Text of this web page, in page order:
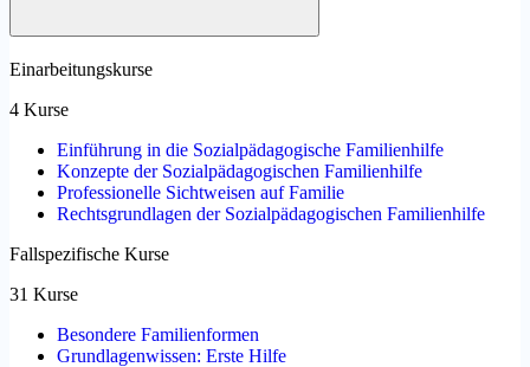
Einarbeitungskurse
4 Kurse
Einführung in die Sozialpädagogische Familienhilfe
Konzepte der Sozialpädagogischen Familienhilfe
Professionelle Sichtweisen auf Familie
Rechtsgrundlagen der Sozialpädagogischen Familienhilfe
Fallspezifische Kurse
31 Kurse
Besondere Familienformen
Grundlagenwissen: Erste Hilfe